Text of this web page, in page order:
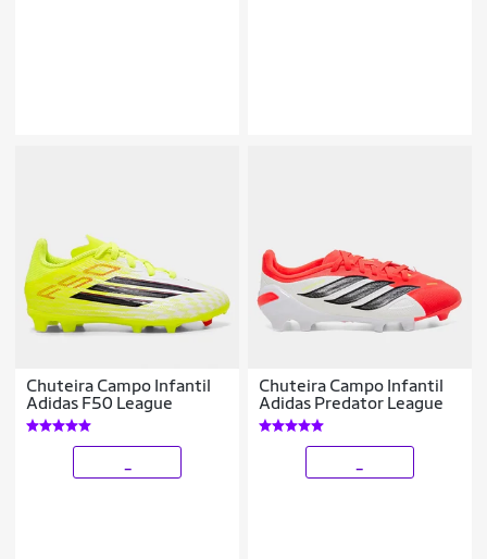
Chuteira Campo Infantil
Adidas F50 League
Chuteira Campo Infantil
Adidas Predator League